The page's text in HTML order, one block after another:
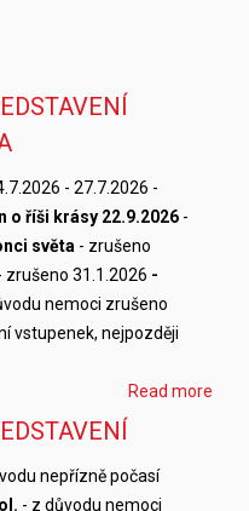
- 27.7.2026 -
o říši krásy 22.9.2026 -
světa - zrušeno
zrušeno 31.1.2026 -
nemoci zrušeno
vstupenek, nejpozději
Read more
nepřízně počasí
- z důvodu nemoci